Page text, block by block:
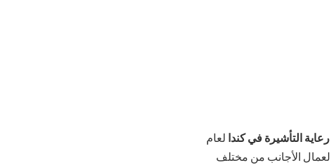
التأشيرة في كندا لعام
العمال الأجانب من مختلف